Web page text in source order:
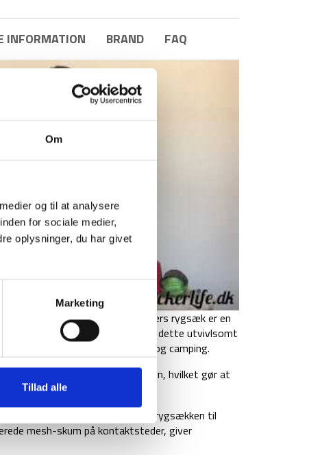
Om
og til at analysere
for sociale medier,
oplysninger, du har givet
Marketing
Tillad alle
INFORMATION BRAND FAQ
Highlander Ben Nevis 65 liters rygsæk er en
mange justerbare funktioner, er dette utvivlsomt
til backpacking, hiking, vandring og camping.
direkte fra fronten af rygsækken, hvilket gør at
i denne vandrerygsæk.
for dig at justere og indstille rygsækken til
mesh-skum på kontaktsteder, giver